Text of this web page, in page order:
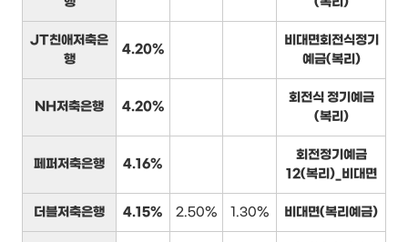
JT친애저축은
행
4.20%
비대면회전식정기
예금(복리)
NH저축은행 4.20%
회전식 정기예금
(복리)
페퍼저축은행 4.16%
회전정기예금
12(복리)_비대면
더블저축은행 4.15% 2.50% 1.30% 비대면(복리예금)